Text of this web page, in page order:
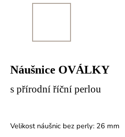
Náušnice OVÁLKY
s přírodní říční perlou
Velikost náušnic bez perly: 26 mm